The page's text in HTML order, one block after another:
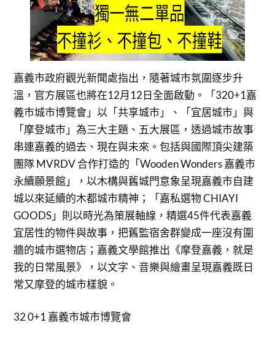
嘉義市政府觀光新聞處指出，隨著城市氛圍逐步升
溫，官方展區也將在12月12日全面啟動。「320+1嘉
義市城市博覽會」以「共享城市」、「宜居城市」與
「摩登城市」為三大主題、五大展區，透過城市故事
串連嘉義的過去、現在與未來。包括與國際頂尖建築
團隊 MVRDV 合作打造的「Wooden Wonders 嘉義市
永續願景館」，以木構與舊城門意象呈現嘉義市自建
城以來延續的木都城市精神；「嘉私選物 CHIAYI
GOODS」則以時光為策展軸線，精選45件代表嘉義
宜居性的物件與故事，把舊監宿舍群變成一座沒有圍
牆的城市選物店；嘉義文學館推出《摩登嘉義，就是
我的日常風景》，以文字、音樂與繪畫呈現嘉義既日
常又摩登的城市樣貌。
32 0+1 嘉義市城市博覽會